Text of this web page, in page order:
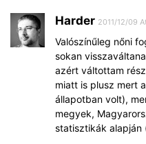
Harder 2011/12/09
Valószínűleg nőni
sokan
azért váltottam
miatt is plusz mert
állapotban volt),
megyek,
statisztikák alapján